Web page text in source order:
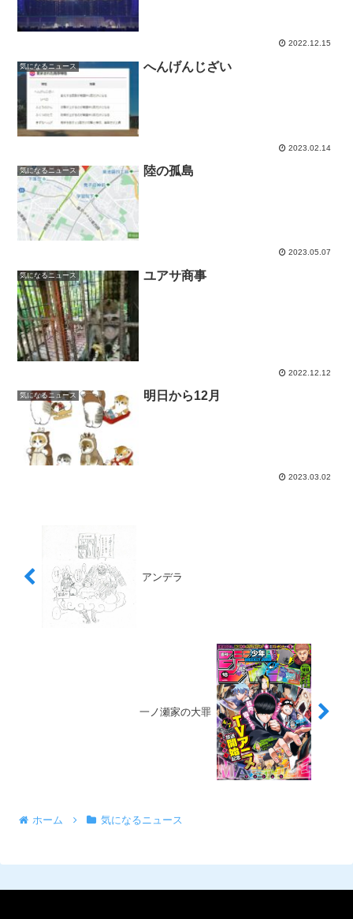
2022.12.15
気になるニュース へんげんじざい
2023.02.14
気になるニュース 陸の孤島
2023.05.07
気になるニュース ユアサ商事
2022.12.12
気になるニュース 明日から12月
2023.03.02
アンデラ
一ノ瀬家の大罪
ホーム 気になるニュース